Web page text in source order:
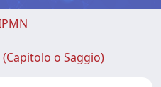
o Saggio)